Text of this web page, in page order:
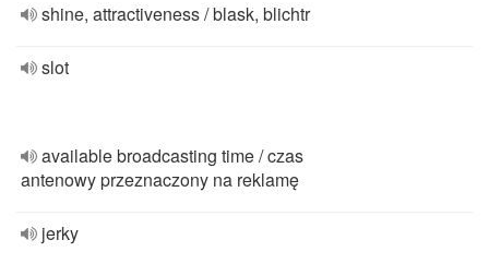
shine, attractiveness / blask, blichtr
slot
available broadcasting time / czas
antenowy przeznaczony na reklamę
jerky